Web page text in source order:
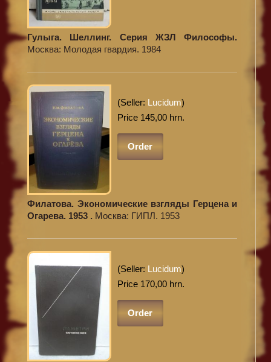
Гулыга. Шеллинг. Серия ЖЗЛ Философы.
Москва: Молодая гвардия. 1984
(Seller: Lucidum)
Price 145,00 hrn.
Order
Филатова. Экономические взгляды Герцена и
Огарева. 1953 . Москва: ГИПЛ. 1953
(Seller: Lucidum)
Price 170,00 hrn.
Order